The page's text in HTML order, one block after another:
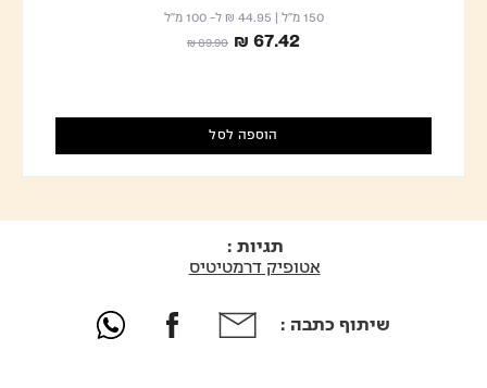
150 מ"ל ₪ 44.95 ל- 100 מ"ל
₪ 67.42
Price reduced from
₪ 89.90
to
הוספה לסל
תגיות :
אטופיק דרמטיטיס
שיתוף כתבה :